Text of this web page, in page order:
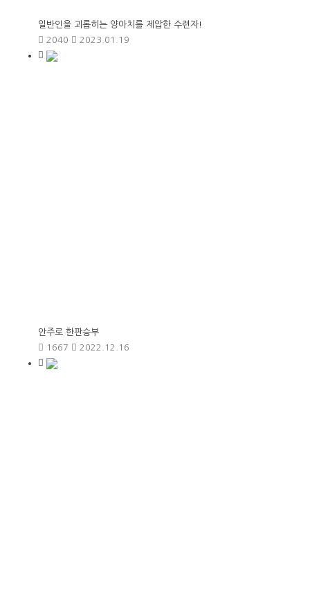
일반인을 괴롭히는 양아치를 제압한 수련자!
2040
2023.01.19
안주로 한판승부
1667
2022.12.16